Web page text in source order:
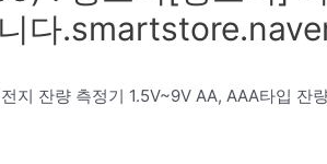
다
지 잔량 측정기 1.5V~9V AA, AAA타입 잔